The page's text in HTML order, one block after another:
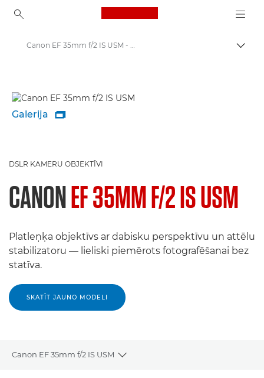
Canon Logo, back to
Canon EF 35mm f/2 IS USM - Lenses - Camera & Photo lenses
Galerija 
DSLR KAMERU OBJEKTĪVI
CANONEF 35MM F/2 IS USM
Platleņķa objektīvs ar dabisku perspektīvu un attēlu
stabilizatoru — lieliski piemērots fotografēšanai bez
statīva.
SKATĪT JAUNO MODELI
Canon EF 35mm f/2 IS USM
Toggle breadcrumbs